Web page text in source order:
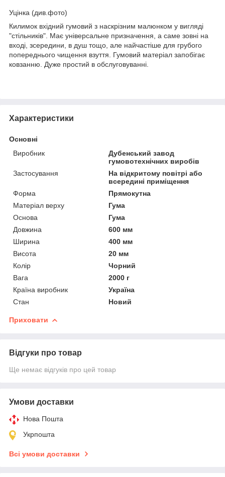
Уцінка (див.фото)
Килимок вхідний гумовий з наскрізним малюнком у вигляді
"стільників". Має універсальне призначення, а саме зовні на
вході, зсередини, в душ тощо, але найчастіше для грубого
попереднього чищення взуття. Гумовий матеріал запобігає
ковзанню. Дуже простий в обслуговуванні.
Характеристики
Основні
Виробник
Дубенський завод
гумовотехнічних виробів
Застосування
На відкритому повітрі або
всередині приміщення
Форма
Прямокутна
Матеріал верху
Гума
Основа
Гума
Довжина
600 мм
Ширина
400 мм
Висота
20 мм
Колір
Чорний
Вага
2000 г
Країна виробник
Україна
Стан
Новий
Приховати
Відгуки про товар
Ще немає відгуків про цей товар
Умови доставки
Нова Пошта
Укрпошта
Всі умови доставки